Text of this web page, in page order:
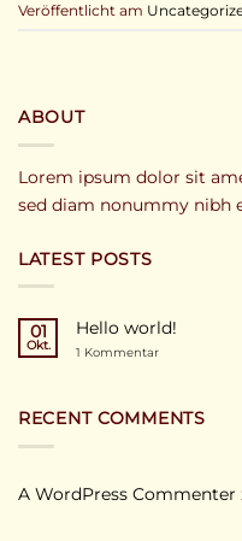
Veröffentlicht am
ABOUT
Lorem ipsum dolor sit
sed diam nonummy nibh
LATEST POSTS
01
Okt.
Hello world!
1 Kommentarzu
RECENT COMMENTS
A WordPress Commenter